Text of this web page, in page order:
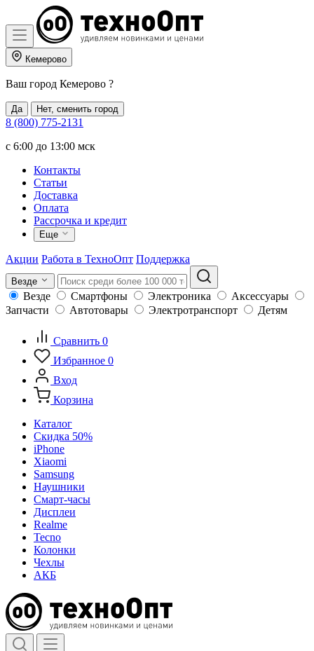
Кемерово
Ваш город Кемерово ?
Да Нет, сменить город
8 (800) 775-2131
c 6:00 до 13:00 мск
Контакты
Статьи
Доставка
Оплата
Рассрочка и кредит
Еще
Акции Работа в ТехноОпт Поддержка
Везде
Везде Смартфоны Электроника
Аксессуары
Запчасти
Автотовары Электротранспорт Детям
Сравнить 0
Избранное 0
Вход
Корзина
Каталог
Скидка 50%
iPhone
Xiaomi
Samsung
Наушники
Смарт-часы
Дисплеи
Realme
Tecno
Колонки
Чехлы
АКБ